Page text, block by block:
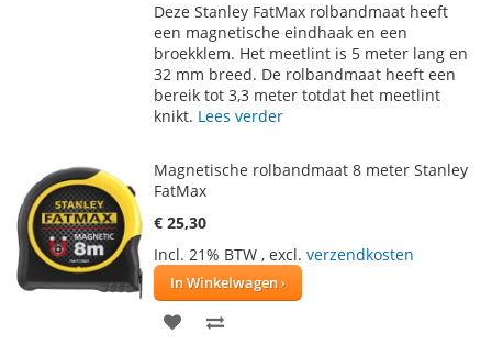
AAN
VERLANGLIJST
TE
VERGELIJKEN
Deze Stanley FatMax rolbandmaat heeft
een magnetische eindhaak en een
broekklem. Het meetlint is 5 meter lang en
32 mm breed. De rolbandmaat heeft een
bereik tot 3,3 meter totdat het meetlint
knikt. Lees verder
Magnetische rolbandmaat 8 meter Stanley
FatMax
€ 25,30
Incl. 21% BTW , excl. verzendkosten
In Winkelwagen
VOEG